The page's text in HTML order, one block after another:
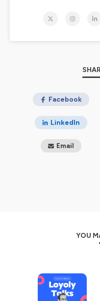
prétention, autour des
Hébergé par Ausha.
Facebook
LinkedIn
Email
YOU